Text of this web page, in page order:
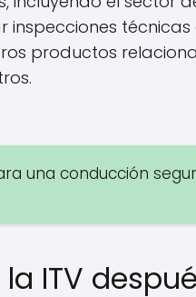
técnicas
productos
una conducción
ITV